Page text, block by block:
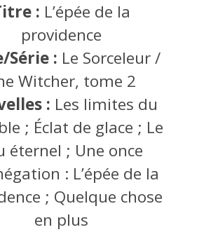
: L’épée de la
providence
Série : Le Sorceleur /
Witcher, tome 2
: Les limites du
; Éclat de glace ; Le
éternel ; Une once
: L’épée de la
; Quelque chose
en plus